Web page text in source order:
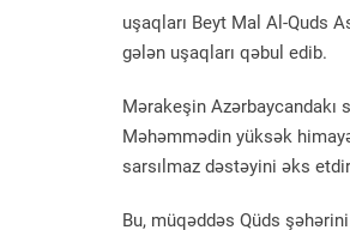
uşaqları Beyt Mal Al-Quds
gələn uşaqları qəbul edib.
Mərakeşin
Məhəmmədin yüksək
sarsılmaz dəstəyini əks
Bu, müqəddəs Qüds